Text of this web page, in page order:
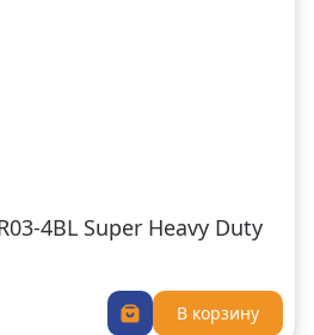
4BL Super Heavy Duty
В корзину